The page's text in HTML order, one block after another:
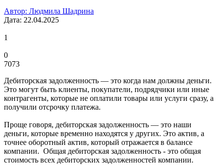
Автор: Людмила Шадрина
Дата: 22.04.2025
1
0
7073
Дебиторская задолженность — это когда нам должны деньги.
Это могут быть клиенты, покупатели, подрядчики или иные
контрагенты, которые не оплатили товары или услуги сразу, а
получили отсрочку платежа.
Проще говоря, дебиторская задолженность — это наши
деньги, которые временно находятся у других. Это актив, а
точнее оборотный актив, который отражается в балансе
компании. Общая дебиторская задолженность - это общая
стоимость всех дебиторских задолженностей компании.